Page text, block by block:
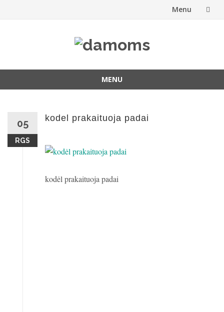
Menu
MENU
05
RGS
kodel prakaituoja padai
kodėl prakaituoja padai